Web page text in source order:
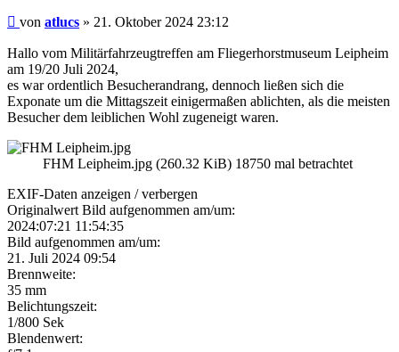
Beitrag
von atlucs » 21. Oktober 2024 23:12
Hallo vom Militärfahrzeugtreffen am Fliegerhorstmuseum Leipheim
am 19/20 Juli 2024,
es war ordentlich Besucherandrang, dennoch ließen sich die
Exponate um die Mittagszeit einigermaßen ablichten, als die meisten
Besucher dem leiblichen Wohl zugeneigt waren.
FHM Leipheim.jpg (260.32 KiB) 18750 mal betrachtet
EXIF-Daten anzeigen / verbergen
Originalwert Bild aufgenommen am/um:
2024:07:21 11:54:35
Bild aufgenommen am/um:
21. Juli 2024 09:54
Brennweite:
35 mm
Belichtungszeit:
1/800 Sek
Blendenwert: